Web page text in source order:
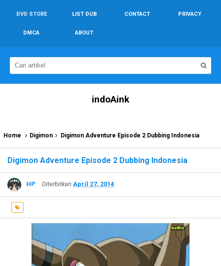
DVD STORE LIST DUB CONTACT PRIVACY
DMCA ABOUT
indoAink
Home Digimon Digimon Adventure Episode 2 Dubbing Indonesia
Digimon Adventure Episode 2 Dubbing Indonesia
HP Diterbitkan April 27, 2014